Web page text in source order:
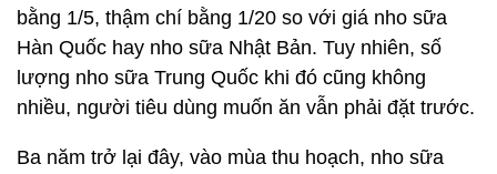
bằng 1/5, thậm chí bằng 1/20 so với giá nho sữa
Hàn Quốc hay nho sữa Nhật Bản. Tuy nhiên, số
lượng nho sữa Trung Quốc khi đó cũng không
nhiều, người tiêu dùng muốn ăn vẫn phải đặt trước.
Ba năm trở lại đây, vào mùa thu hoạch, nho sữa